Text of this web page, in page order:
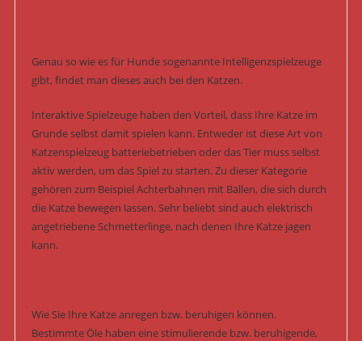
Genau so wie es für Hunde sogenannte Intelligenzspielzeuge
gibt, findet man dieses auch bei den Katzen.
Interaktive Spielzeuge haben den Vorteil, dass Ihre Katze im
Grunde selbst damit spielen kann. Entweder ist diese Art von
Katzenspielzeug batteriebetrieben oder das Tier muss selbst
aktiv werden, um das Spiel zu starten. Zu dieser Kategorie
gehören zum Beispiel Achterbahnen mit Bällen, die sich durch
die Katze bewegen lassen. Sehr beliebt sind auch elektrisch
angetriebene Schmetterlinge, nach denen Ihre Katze jagen
kann.
Wie Sie Ihre Katze anregen bzw. beruhigen können.
Bestimmte Öle haben eine stimulierende bzw. beruhigende,